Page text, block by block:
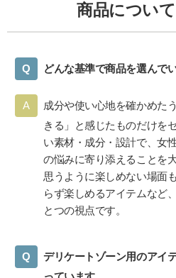
商品につい
どんな基準で商品を選んで
成分や使い心地を確かめた
きる」と感じたものだけを
い素材・成分・設計で、女
の悩みに寄り添えることを
思うように楽しめない場面
らず楽しめるアイテムなど
とつの視点です。
デリケートゾーン用のアイ